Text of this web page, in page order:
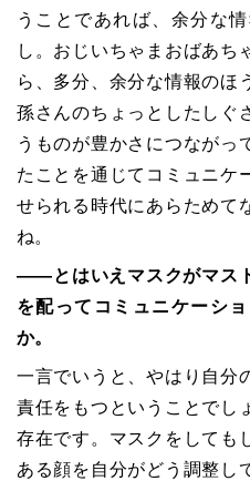
うことであれば、余分な
し。おじいちゃまおばあち
ら、多分、余分な情報のほ
孫さんのちょっとしたしぐ
うものが豊かさにつながっ
たことを通じてコミュニケ
せられる時代にあらためて
ね。
――とはいえマスクがマス
を配ってコミュニケーシ
か。
一言でいうと、やはり自分
責任をもつということでし
存在です。マスクをしても
ある顔を自分がどう調整し